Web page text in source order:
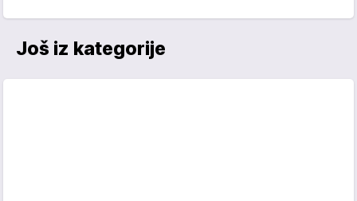
Još iz kategorije